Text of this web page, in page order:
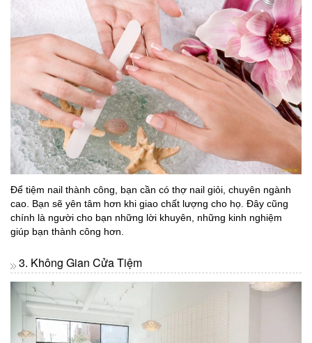
Để tiệm nail thành công, bạn cần có thợ nail giỏi, chuyên ngành
cao. Bạn sẽ yên tâm hơn khi giao chất lượng cho họ. Đây cũng
chính là người cho bạn những lời khuyên, những kinh nghiệm
giúp bạn thành công hơn.
3. Không Gian Cửa Tiệm